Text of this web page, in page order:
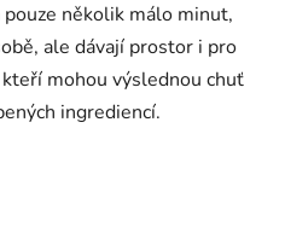
několik málo minut,
ale dávají prostor i pro
mohou výslednou chuť
ingrediencí.